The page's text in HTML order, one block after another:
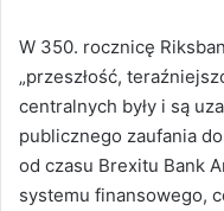
W 350. rocznicę
„przeszłość,
centralnych były i są
publicznego zaufania
od czasu Brexitu Bank
systemu finansowego,